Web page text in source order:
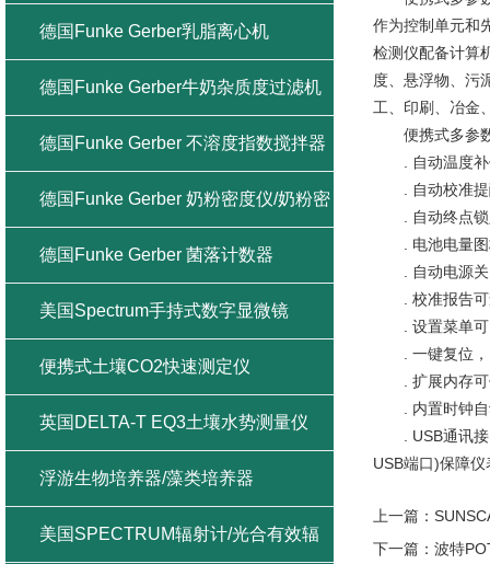
作为控制单元和
检测仪配备计算
度、悬浮物、污
工、印刷、冶金
便携式多参数
. 自动温度补
. 自动校准提
. 自动终点锁
. 电池电量图
. 自动电源关
. 校准报告可
. 设置菜单可
. 一键复位，
. 扩展内存可
. 内置时钟自
. USB通讯接
USB端口)保障
上一篇：
下一篇： 波特
德国Funke Gerber乳脂离心机
德国Funke Gerber牛奶杂质度过滤机
德国Funke Gerber 不溶度指数搅拌器
德国Funke Gerber 奶粉密度仪/奶粉密
度计
德国Funke Gerber 菌落计数器
美国Spectrum手持式数字显微镜
便携式土壤CO2快速测定仪
英国DELTA-T EQ3土壤水势测量仪
浮游生物培养器/藻类培养器
美国SPECTRUM辐射计/光合有效辐